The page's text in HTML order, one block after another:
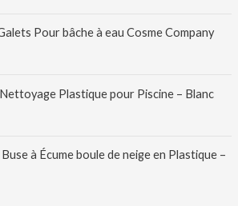
Pour bâche à eau Cosme Company
Plastique pour Piscine – Blanc
à Écume boule de neige en Plastique –